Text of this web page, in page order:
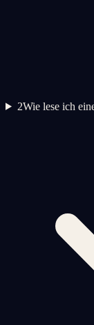
2Wie lese ich